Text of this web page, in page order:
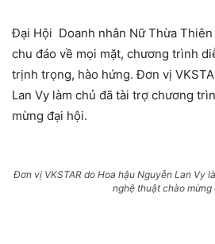
Đại Hội Doanh nhân Nữ Thừa
chu đáo về mọi mặt, chương trình
trịnh trọng, hào hứng. Đơn vị
Lan Vy làm chủ đã tài trợ chương
mừng đại hội.
Đơn vị VKSTAR do Hoa hậu Nguyễn Lan Vy
nghệ thuật chào mừng